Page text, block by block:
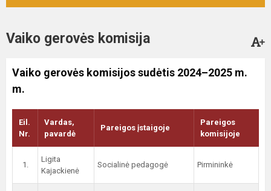
Vaiko gerovės komisija
Vaiko gerovės komisijos sudėtis 2024–2025 m.
m.
Eil.
Nr.
Vardas,
pavardė
Pareigos įstaigoje
Pareigos
komisijoje
1.
Ligita
Kajackienė
Socialinė pedagogė Pirmininkė